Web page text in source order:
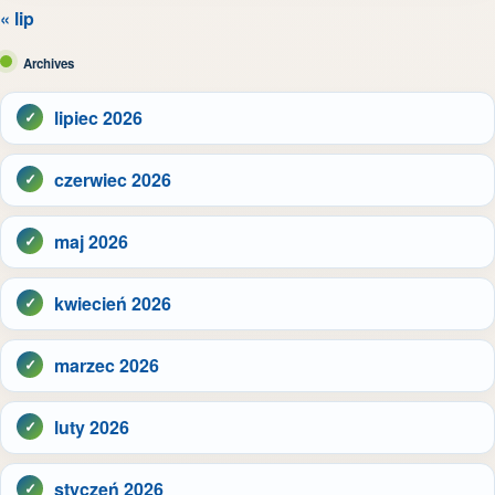
« lip
Archives
lipiec 2026
czerwiec 2026
maj 2026
kwiecień 2026
marzec 2026
luty 2026
styczeń 2026